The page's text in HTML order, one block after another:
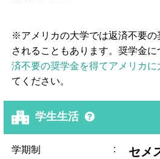
※アメリカの大学では返済不要の
されることもあります。奨学金
済不要の奨学金を得てアメリカに
てください。
学生生活
学期制 : セメ